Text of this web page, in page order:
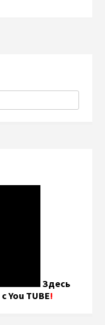
Здесь
с You TUBE!